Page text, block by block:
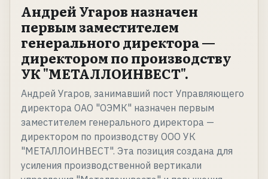
Андрей Угаров назначен
первым заместителем
генерального директора —
директором по производству
УК "МЕТАЛЛОИНВЕСТ".
Андрей Угаров, занимавший пост Управляющего
директора ОАО "ОЭМК" назначен первым
заместителем генерального директора —
директором по производству ООО УК
"МЕТАЛЛОИНВЕСТ". Эта позиция создана для
усиления производственной вертикали